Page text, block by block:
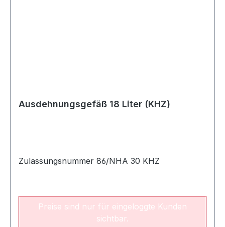
Ausdehnungsgefäß 18 Liter (KHZ)
Zulassungsnummer 86/NHA 30 KHZ
Preise sind nur für eingeloggte Kunden
sichtbar.